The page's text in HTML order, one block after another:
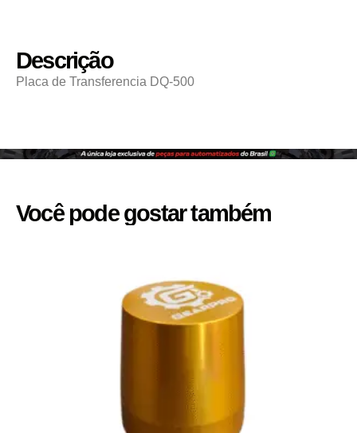
Descrição
Placa de Transferencia DQ-500
Você pode gostar também